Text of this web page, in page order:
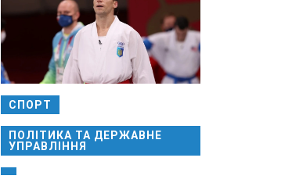
СПОРТ
ПОЛІТИКА ТА ДЕРЖАВНЕ
УПРАВЛІННЯ